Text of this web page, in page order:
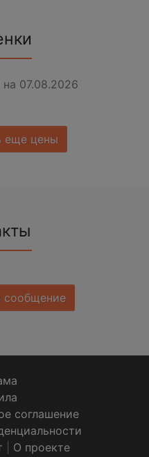
07.08.2026
еще цены
сообщение
соглашение
О проекте